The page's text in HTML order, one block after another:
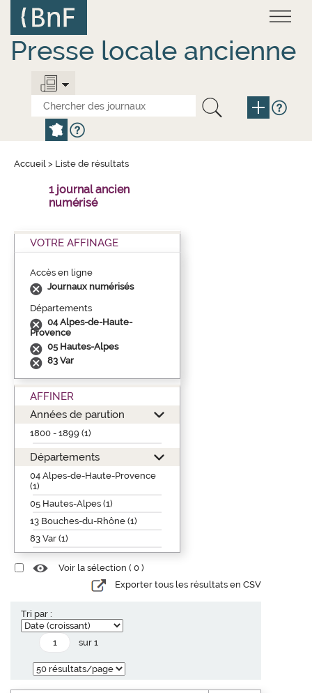
contenu
principal
Presse locale ancienne
Accueil > Liste de résultats
1 journal ancien
numérisé
VOTRE AFFINAGE
Accès en ligne
Journaux numérisés
Départements
04 Alpes-de-Haute-
Provence
05 Hautes-Alpes
83 Var
AFFINER
Années de parution
1800 - 1899 (1)
Départements
04 Alpes-de-Haute-Provence
(1)
05 Hautes-Alpes (1)
13 Bouches-du-Rhône (1)
83 Var (1)
Voir la sélection ( 0 )
Exporter tous les résultats en CSV
Tri par :
sur 1
Panneau de gestion des cookies